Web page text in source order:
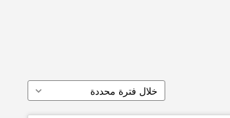
خلال فترة محددة